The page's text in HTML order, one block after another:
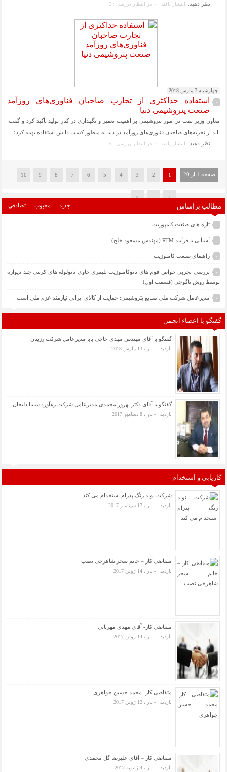
نظر دهيد.
انتشار یافته : ۰ در انتظار بررسی : 5
چهارشنبه 7 مارس 2018
-
استفاده حداکثری از تجارب صاحبان فناوری‌‌های روزآمد
صنعت پتروشیمی دنیا
معاون وزیر نفت در امور پتروشیمی بر اهمیت تعمیر و نگهداری در کنار تولید تأکید کرد و گفت:
باید از تجربه‌های صاحبان فناوری‌های روزآمد در دنیا به منظور کسب دانش استفاده بهینه کرد؛
نظر دهيد.
انتشار یافته : ۰ در انتظار بررسی : 5
صفحه 1 از 20 1
2
3
4
5
6
7
8
9
10
›
»
مطالب براساس جدید محبوب تصادفی
- تازه های صنعت کامپوزیت
- آشنایی با فرآیند RTM (مهندس مسعود خلج)
- راهنمای صنعت کامپوزیت
-
بررسی تجربی خواص فوم های نانوکامپوزیت پلیمری حاوی نانولوله های کربنی چند دیواره
توسط روش تاگوچی (قسمت اول)
- مدیرعامل شرکت ملی صنایع پتروشیمی: حمایت از کالای ایرانی نیازمند عزم ملی است
گفتگو با اعضاء انجمن
گفتگو با آقای مهندس مهدی حاجی بابا مدیرعامل شرکت رزیتان
بازدید : - بار ، 13 مارس 2018
گفتگو با آقای دکتر بهروز محمدی مدیرعامل شرکت رهآورد ساینا دلیجان
بازدید : - بار ، 8 دسامبر 2017
کاریابی و استخدام
شرکت نوید رنگ پدرام استخدام می کند
بازدید : - بار ، 17 سپتامبر 2017
متقاضی کار – خانم سحر شاهرخی نصب
بازدید : - بار ، 14 ژوئن 2017
متقاضی کار- آقای مهدی مهربانی
بازدید : - بار ، 14 ژوئن 2017
متقاضی کار- محمد حسین جواهری
بازدید : - بار ، 12 ژوئن 2017
متقاضی کار – آقای علیرضا گل محمدی
بازدید : - بار ، 4 ژانویه 2017